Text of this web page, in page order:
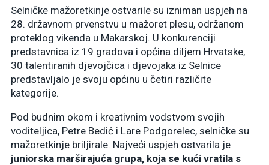
Selničke mažoretkinje ostvarile su izniman uspjeh na
28. državnom prvenstvu u mažoret plesu, održanom
proteklog vikenda u Makarskoj. U konkurenciji
predstavnica iz 19 gradova i općina diljem Hrvatske,
30 talentiranih djevojčica i djevojaka iz Selnice
predstavljalo je svoju općinu u četiri različite
kategorije.
Pod budnim okom i kreativnim vodstvom svojih
voditeljica, Petre Bedić i Lare Podgorelec, selničke su
mažoretkinje briljirale. Najveći uspjeh ostvarila je
juniorska marširajuća grupa, koja se kući vratila s